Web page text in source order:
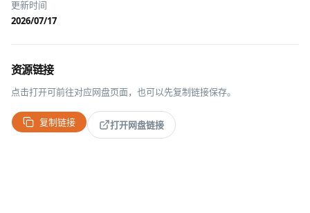
更新时间
2026/07/17
资源链接
点击打开可前往对应网盘页面，也可以先复制链接保存。
复制链接 打开网盘链接